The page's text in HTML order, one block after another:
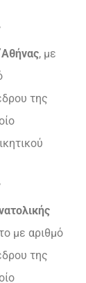
, με
της
με αριθμό
της